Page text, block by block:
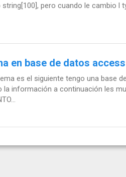
pero cuando le cambio l
en base de datos
es el siguiente tengo una base
información a continuación les